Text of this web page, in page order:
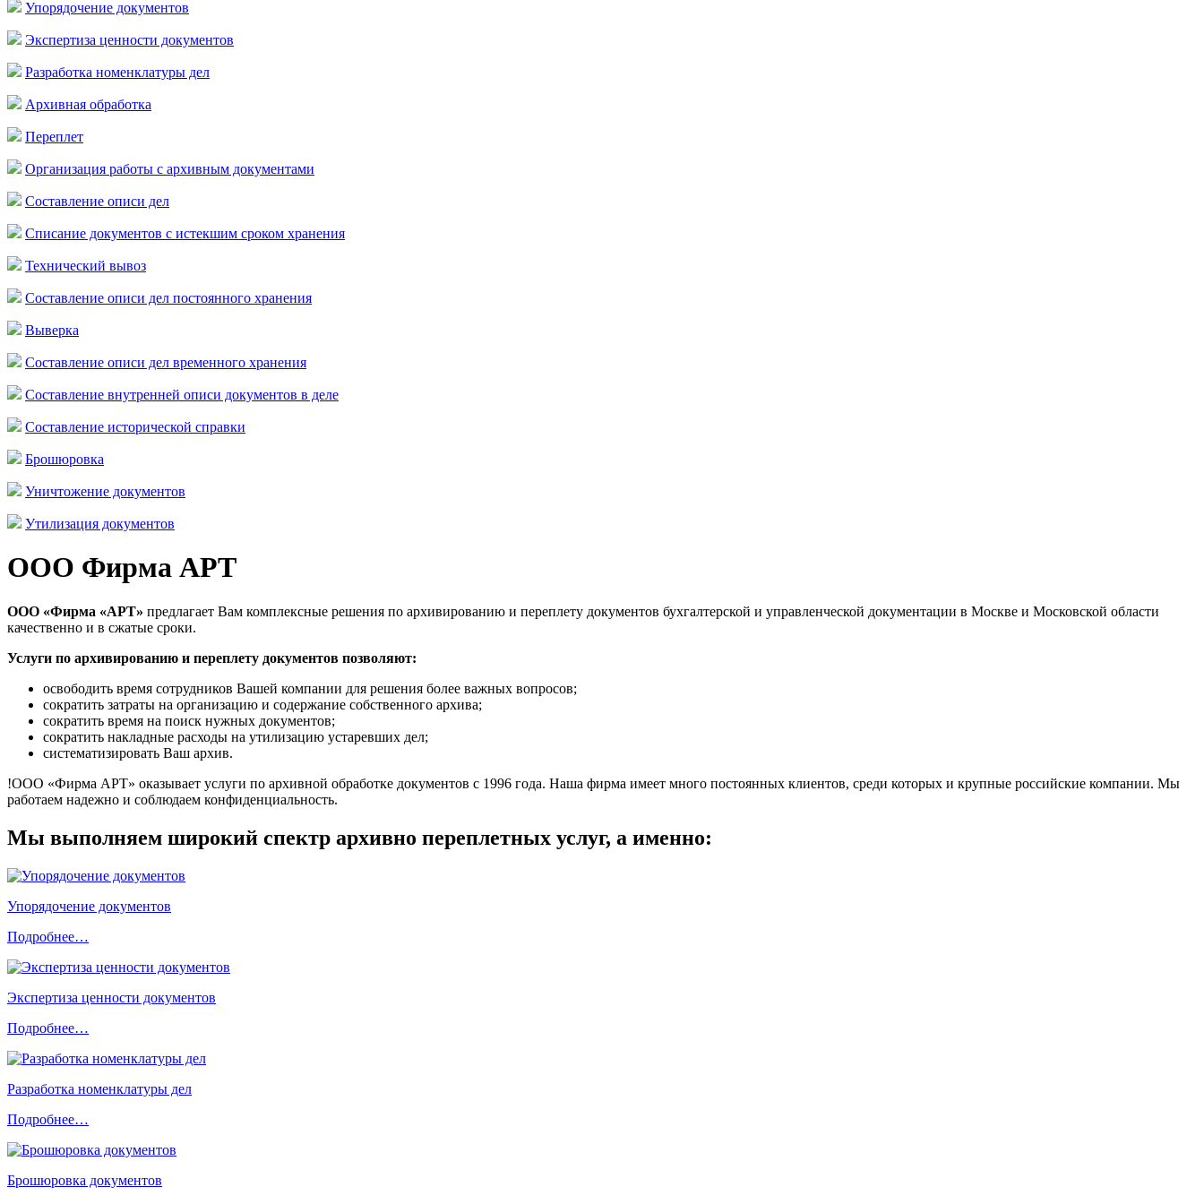
Упорядочение документов
Экспертиза ценности документов
Разработка номенклатуры дел
Архивная обработка
Переплет
Организация работы с архивным документами
Составление описи дел
Списание документов с истекшим сроком хранения
Технический вывоз
Составление описи дел постоянного хранения
Выверка
Составление описи дел временного хранения
Составление внутренней описи документов в деле
Составление исторической справки
Брошюровка
Уничтожение документов
Утилизация документов
ООО Фирма АРТ
ООО «Фирма «АРТ» предлагает Вам комплексные решения по архивированию и переплету документов бухгалтерской и управленческой документации в Москве и Московской области
качественно и в сжатые сроки.
Услуги по архивированию и переплету документов позволяют:
освободить время сотрудников Вашей компании для решения более важных вопросов;
сократить затраты на организацию и содержание собственного архива;
сократить время на поиск нужных документов;
сократить накладные расходы на утилизацию устаревших дел;
систематизировать Ваш архив.
!ООО «Фирма АРТ» оказывает услуги по архивной обработке документов с 1996 года. Наша фирма имеет много постоянных клиентов, среди которых и крупные российские компании. Мы
работаем надежно и соблюдаем конфиденциальность.
Мы выполняем широкий спектр архивно переплетных услуг, а именно:
Упорядочение документов
Подробнее…
Экспертиза ценности документов
Подробнее…
Разработка номенклатуры дел
Подробнее…
Брошюровка документов